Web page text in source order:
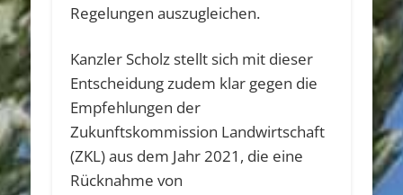
Regelungen auszugleichen.
Kanzler Scholz stellt sich mit dieser
Entscheidung zudem klar gegen die
Empfehlungen der
Zukunftskommission Landwirtschaft
(ZKL) aus dem Jahr 2021, die eine
Rücknahme von